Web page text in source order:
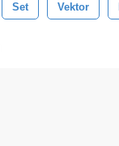
Set Vektor